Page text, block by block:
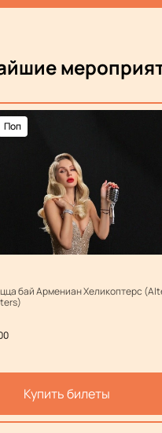
Поп
бай Армениан Хеликоптерс
Купить билеты